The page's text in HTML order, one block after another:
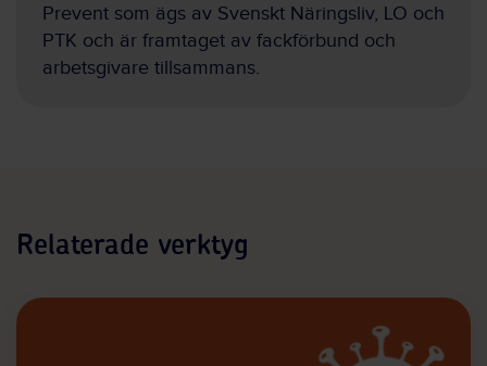
Prevent som ägs av Svenskt Näringsliv, LO och
PTK och är framtaget av fackförbund och
arbetsgivare tillsammans.
Relaterade verktyg